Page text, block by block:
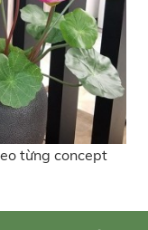
từng concept